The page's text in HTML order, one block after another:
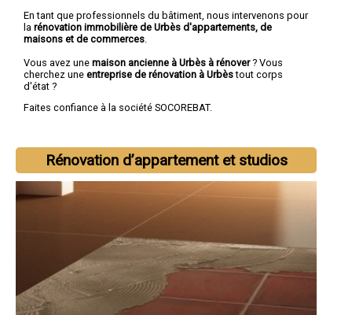
En tant que professionnels du bâtiment, nous intervenons pour
la rénovation immobilière de Urbès d'appartements, de
maisons et de commerces
Vous avez une maison ancienne à Urbès à rénover? Vous
cherchez une entreprise de rénovation à Urbèstout corps
d'état ?
Faites confiance à la société SOCOREBAT.
Rénovation d’appartement et studios